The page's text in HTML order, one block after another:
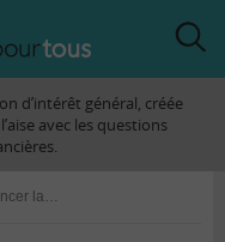
d’intérêt général, créée
avec les questions
Comment financer la transition écologique ? Les pistes du rapport Pisani-Ferry / Mahfouz